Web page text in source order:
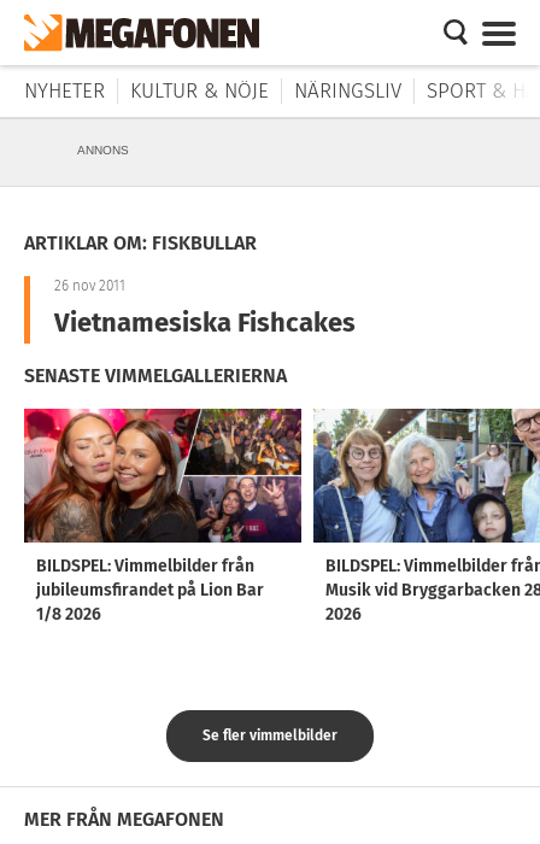
NYHETER KULTUR & NÖJE NÄRINGSLIV SPORT &
ANNONS
ARTIKLAR OM: FISKBULLAR
26 nov 2011
Vietnamesiska Fishcakes
SENASTE VIMMELGALLERIERNA
BILDSPEL: Vimmelbilder från
jubileumsfirandet på Lion Bar
1/8 2026
BILDSPEL: Vimmelbilder
Musik vid Bryggarbacken
2026
Se fler vimmelbilder
MER FRÅN MEGAFONEN